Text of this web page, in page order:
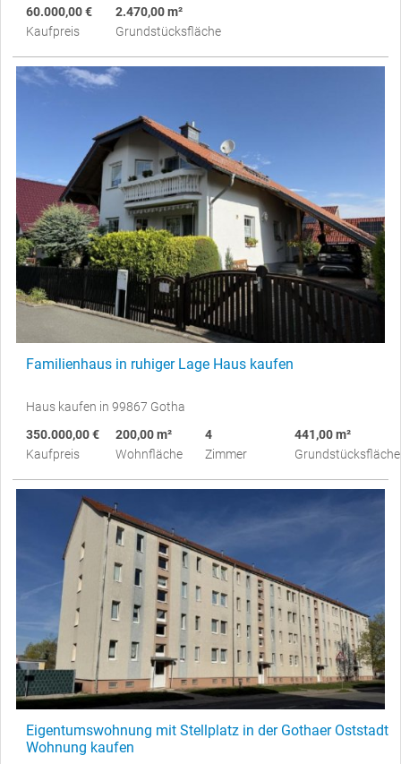
60.000,00 €
Kaufpreis
2.470,00 m²
Grundstücksfläche
Familienhaus in ruhiger Lage Haus kaufen
Haus kaufen in 99867 Gotha
350.000,00 €
Kaufpreis
200,00 m²
Wohnfläche
4
Zimmer
441,00 m²
Grundstücksfläche
Eigentumswohnung mit Stellplatz in der Gothaer Oststadt
Wohnung kaufen